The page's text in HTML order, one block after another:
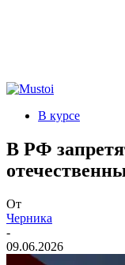
В курсе
В РФ
От
Черника
-
09.06.2026